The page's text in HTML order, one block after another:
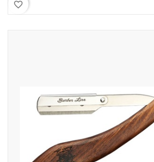
favorite_border